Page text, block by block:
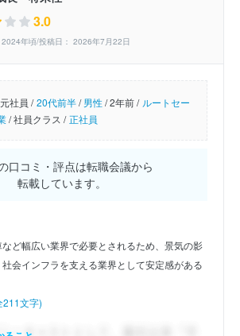
3.0
年頃/投稿日： 2026年7月22日
社員 / 20代前半/男性/2年前 / ルートセー
/社員クラス / 正社員
口コミ・評点は転職会議から
転載しています。
ど幅広い業界で必要とされるため、景気の影
会インフラを支える業界として安定感がある
211文字)